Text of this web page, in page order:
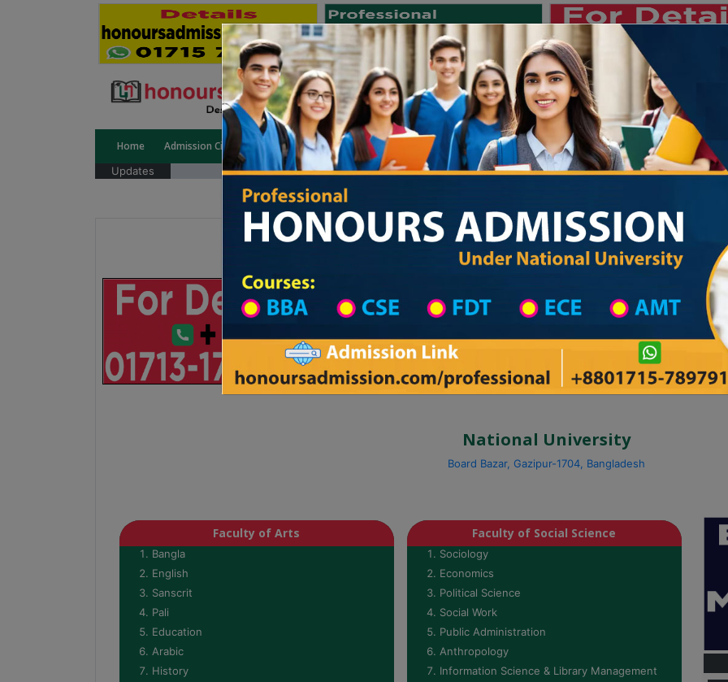
Home Admission Circular Public University Private University International University University College
Updates জাতীয় বিশ্ববিদ্যালয় ২০২৫-২৬ শিক্ষাবর্ষের ১ম
Private University Admission
National University
Board Bazar, Gazipur-1704, Bangladesh
Faculty of Arts
Bangla
English
Sanscrit
Pali
Education
Arabic
History
Faculty of Social Science
Sociology
Economics
Political Science
Social Work
Public Administration
Anthropology
Information Science & Library Management